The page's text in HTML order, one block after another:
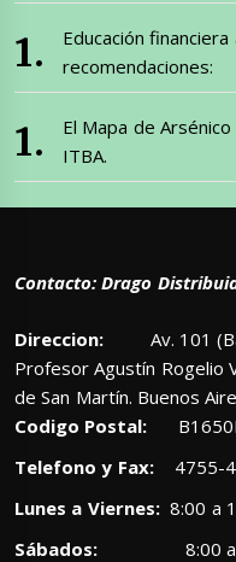
Educación
recomendaciones:
El Mapa de
ITBA.
Contacto: Drago
Direccion: Av. 101
Profesor Agustín Rogelio
de San Martín. Buenos
Codigo Postal:
Telefono y Fax:4755-
Lunes a Viernes:8:00 a
Sábados: 8:00 a